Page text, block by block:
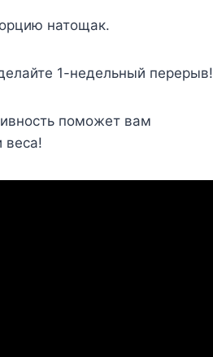
натощак.
1-недельный перерыв!
поможет вам
веса!